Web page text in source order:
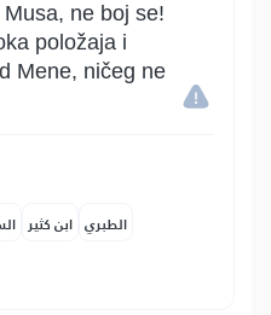
ne boj se!
položaja i
Mene, ničeg ne
ابن كثير الطبري